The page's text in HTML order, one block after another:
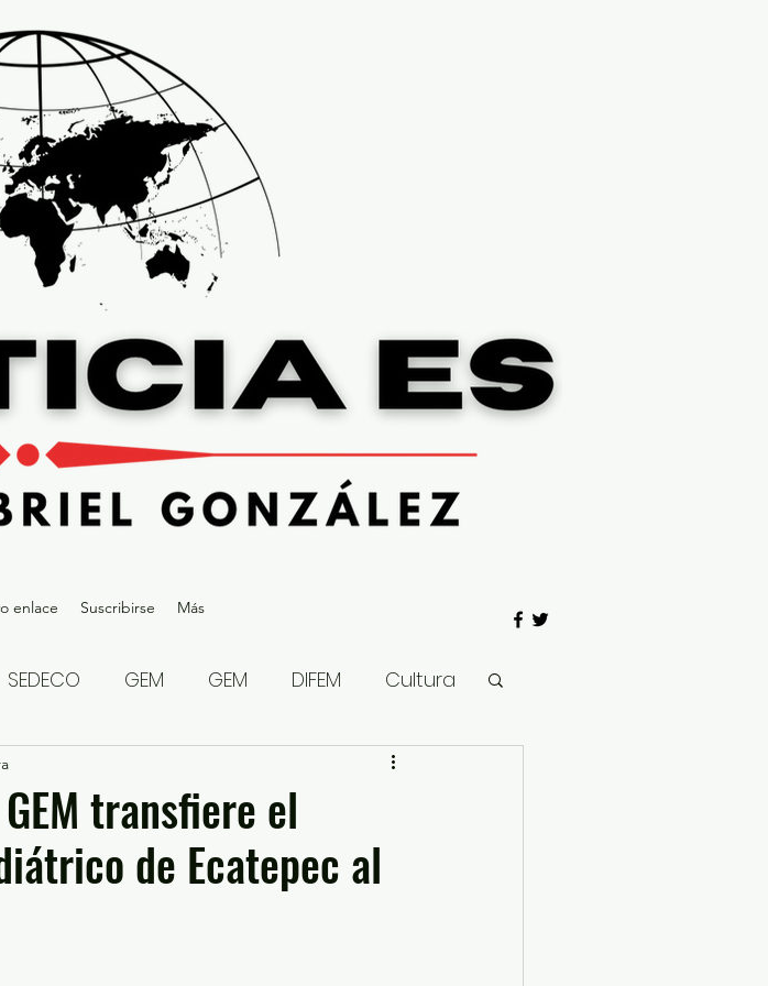
enlace Suscribirse Más
SEDECO GEM GEM DIFEM Cultura
2023
Denuncia Ciudadana
transfiere el
de Ecatepec al